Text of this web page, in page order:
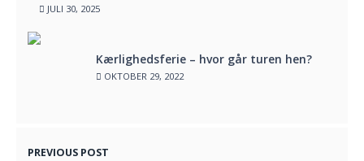
JULI 30, 2025
Kærlighedsferie – hvor går turen hen?
OKTOBER 29, 2022
PREVIOUS POST